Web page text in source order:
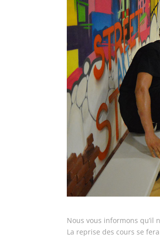
Nous vous informons qu’il
La reprise des cours se